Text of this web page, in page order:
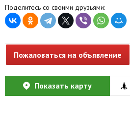
Поделитесь со своими друзьями:
Пожаловаться на объявление
Показать карту